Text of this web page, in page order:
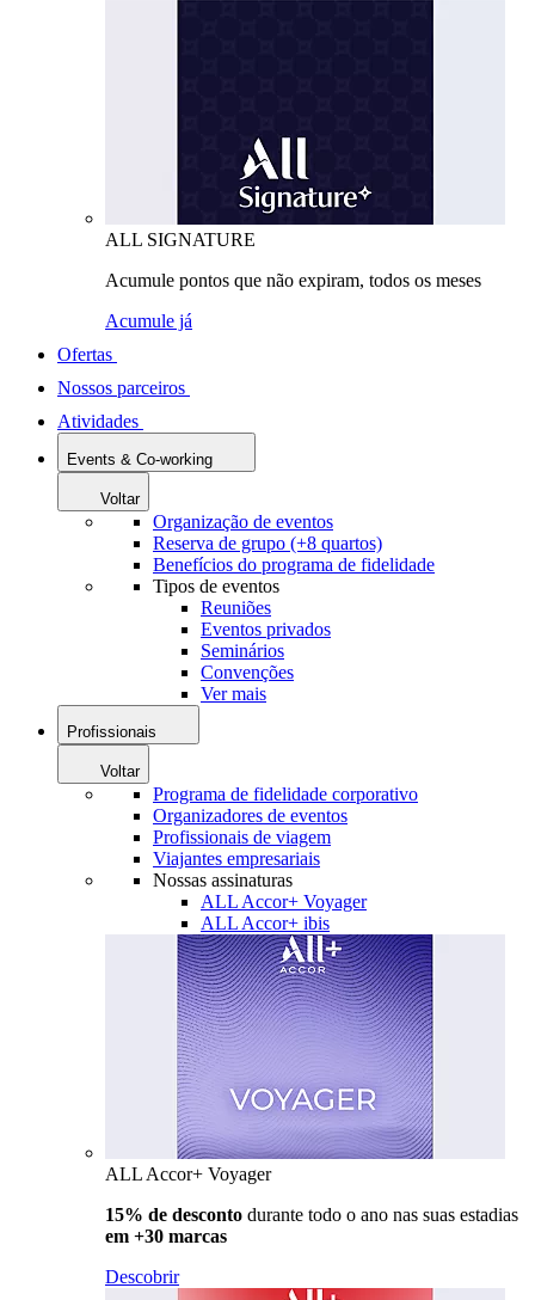
ALL SIGNATURE
Acumule pontos que não expiram, todos os meses
Acumule já
Ofertas
Nossos parceiros
Atividades
Events & Co-working
Voltar
Organização de eventos
Reserva de grupo (+8 quartos)
Benefícios do programa de fidelidade
Tipos de eventos
Reuniões
Eventos privados
Seminários
Convenções
Ver mais
Profissionais
Voltar
Programa de fidelidade corporativo
Organizadores de eventos
Profissionais de viagem
Viajantes empresariais
Nossas assinaturas
ALL Accor+ Voyager
ALL Accor+ ibis
ALL Accor+ Voyager
15% de desconto durante todo o ano nas suas estadias
em +30 marcas
Descobrir